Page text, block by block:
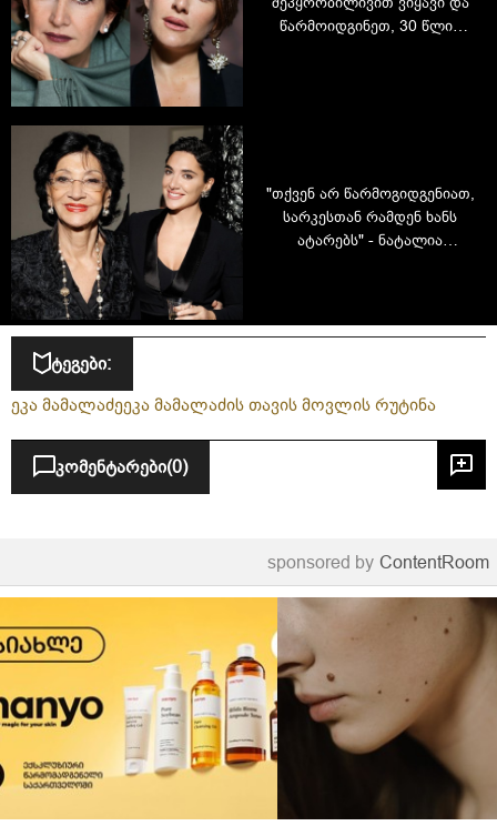
წარმოიდგინეთ, 30 წლის
"თქვენ არ წარმოგიდგენიათ,
სარკესთან რამდენ ხანს
ატარებს" - ნატალია
ტეგები:
ეკა მამალაძეეკა მამალაძის თავის მოვლის რუტინა
კომენტარები(0)
sponsored by ContentRoom